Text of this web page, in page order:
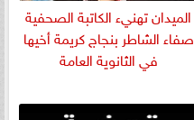
الميدان تهنيء الكاتبة الصحفية
صفاء الشاطر بنجاج كريمة أخيها
في الثانوية العامة